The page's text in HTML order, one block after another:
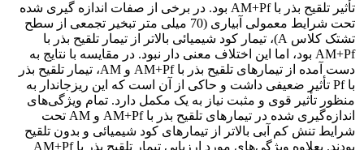
تأثیر تلقیح بذر با AM+Pf بود. در برخی از صفات اندازه گیری شده
تحت شرایط معمولی آبیاری (70 میلی متر تبخیر تجمعی از سطح
تشتک کلاس A)، تیمار کود شیمیائی بالاتر از تیمار تلقیح بذر با
AM+Pf بود، اما این اختلاف معنی دار نبود. در مقایسه با نتایج به
دست آمده از تیمارهای تلقیح بذر با AM+Pf و AM، تیمار تلقیح بذر
با Pf تأثیر ضعیفی داشت و حاکی از آن است که این ریزجاندار به
منظور تأثیر قوی و مثبت نیاز به یک مکمل دارد. تمام ویژگی‌های
اندازه‌گیری شده در تیمارهای تلقیح بذر با AM+Pf و AM تحت
شرایط تنش کم آبی بالاتر از تیمارهای کود شیمیائی و بدون تلقیح
بودند. بعلاوه ویژگی‌های مورد ارزیابی تیمار تلقیح بذر با AM+Pf